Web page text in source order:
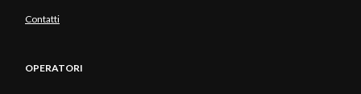
Contatti
OPERATORI